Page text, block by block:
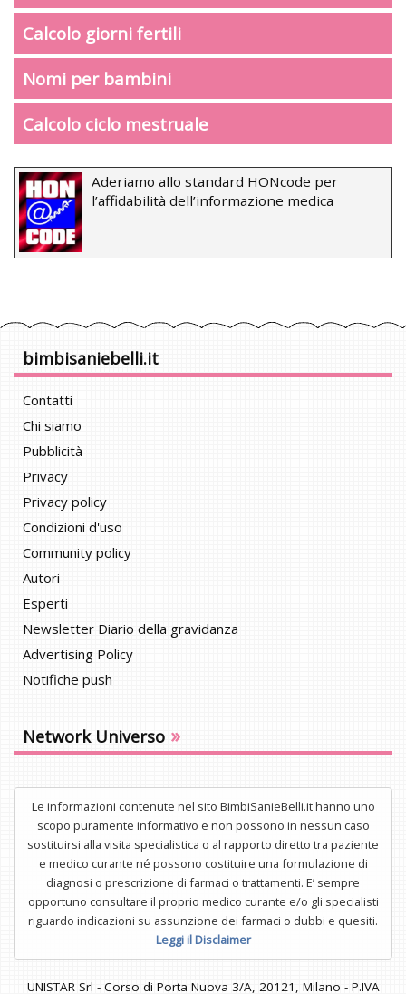
Calcolo giorni fertili
Nomi per bambini
Calcolo ciclo mestruale
Aderiamo allo standard HONcode per
l’affidabilità dell’informazione medica
bimbisaniebelli.it
Contatti
Chi siamo
Pubblicità
Privacy
Privacy policy
Condizioni d'uso
Community policy
Autori
Esperti
Newsletter Diario della gravidanza
Advertising Policy
Notifiche push
Network Universo »
Le informazioni contenute nel sito BimbiSanieBelli.it hanno uno
scopo puramente informativo e non possono in nessun caso
sostituirsi alla visita specialistica o al rapporto diretto tra paziente
e medico curante né possono costituire una formulazione di
diagnosi o prescrizione di farmaci o trattamenti. E’ sempre
opportuno consultare il proprio medico curante e/o gli specialisti
riguardo indicazioni su assunzione dei farmaci o dubbi e quesiti.
Leggi il Disclaimer
UNISTAR Srl - Corso di Porta Nuova 3/A, 20121, Milano - P.IVA